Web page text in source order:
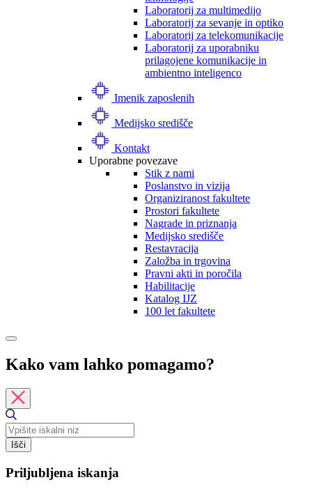
Laboratorij za multimedijo
Laboratorij za sevanje in optiko
Laboratorij za telekomunikacije
Laboratorij za uporabniku
prilagojene komunikacije in
ambientno inteligenco
Imenik zaposlenih
Medijsko središče
Kontakt
Uporabne povezave
Stik z nami
Poslanstvo in vizija
Organiziranost fakultete
Prostori fakultete
Nagrade in priznanja
Medijsko središče
Restavracija
Založba in trgovina
Pravni akti in poročila
Habilitacije
Katalog IJZ
100 let fakultete
Kako vam lahko pomagamo?
Išči
Priljubljena iskanja